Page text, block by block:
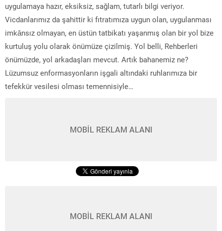
uygulamaya hazır, eksiksiz, sağlam, tutarlı bilgi veriyor.
Vicdanlarımız da şahittir ki fıtratımıza uygun olan, uygulanması
imkânsız olmayan, en üstün tatbikatı yaşanmış olan bir yol bize
kurtuluş yolu olarak önümüze çizilmiş. Yol belli, Rehberleri
önümüzde, yol arkadaşları mevcut. Artık bahanemiz ne?
Lüzumsuz enformasyonların işgali altındaki ruhlarımıza bir
tefekkür vesilesi olması temennisiyle…
MOBİL REKLAM ALANI
MOBİL REKLAM ALANI